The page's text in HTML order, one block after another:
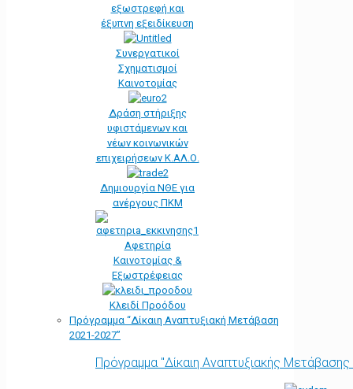
εξωστρεφή και
έξυπνη εξειδίκευση
Συνεργατικοί
Σχηματισμοί
Καινοτομίας
Δράση στήριξης
υφιστάμενων και
νέων κοινωνικών
επιχειρήσεων Κ.ΑΛ.Ο.
Δημιουργία ΝΘΕ για
ανέργους ΠΚΜ
Αφετηρία
Kαινοτομίας &
Εξωστρέφειας
Κλειδί Προόδου
Πρόγραμμα “Δίκαιη Αναπτυξιακή Μετάβαση
2021-2027”
Πρόγραμμα "Δίκαιη Αναπτυξιακής